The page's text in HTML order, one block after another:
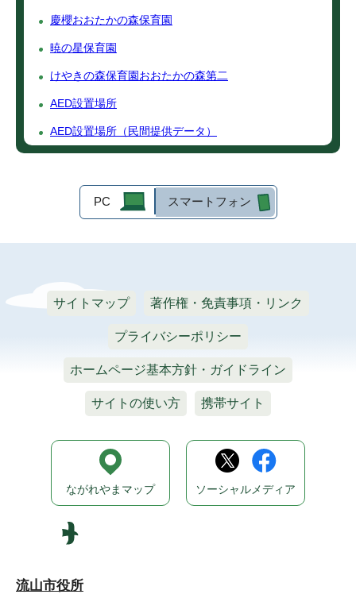
慶櫻おおたかの森保育園
暁の星保育園
けやきの森保育園おおたかの森第二
AED設置場所
AED設置場所（民間提供データ）
PC スマートフォン
サイトマップ 著作権・免責事項・リンク
プライバシーポリシー
ホームページ基本方針・ガイドライン
サイトの使い方 携帯サイト
流山市役所
ながれやまマップ ソーシャルメディア